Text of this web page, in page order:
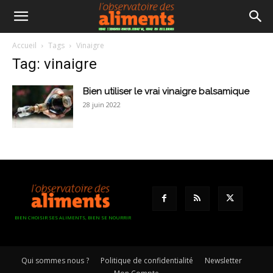
Accueil Tags Vinaigre
Tag: vinaigre
Bien utiliser le vrai vinaigre balsamique
28 juin 2022
BIEN CHOISIR SES ALIMENTS, BIEN SE NOURRIR
Qui sommes nous ? Politique de confidentialité
Newsletter